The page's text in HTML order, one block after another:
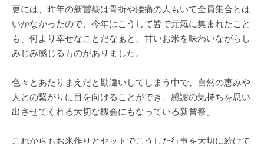
更には、昨年の新嘗祭は骨折や腰痛の人もいて全員集合とは
いかなかったので、今年はこうして皆で元氣に集まれたこと
も、何より幸せなことだなぁと、甘いお米を味わいながらし
みじみ感じるものがありました。
色々とあたりまえだと勘違いしてしまう中で、自然の恵みや
人との繋がりに目を向けることができ、感謝の気持ちを思い
出させてくれる大切な機会にもなっている新嘗祭。
これからもお米作りとセットでこうした行事を大切に続けて